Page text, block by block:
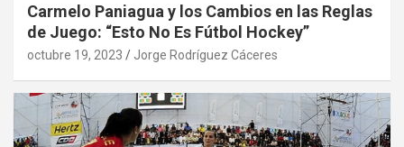
Carmelo Paniagua y los Cambios en las Reglas
de Juego: “Esto No Es Fútbol Hockey”
octubre 19, 2023 Jorge Rodríguez Cáceres